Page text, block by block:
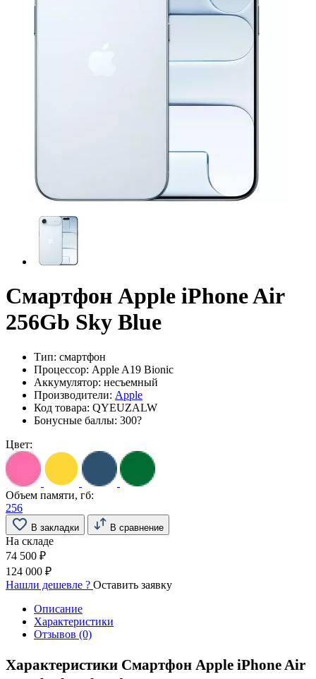
Смартфон Apple iPhone Air
256Gb Sky Blue
Тип: смартфон
Процессор: Apple A19 Bionic
Аккумулятор: несъемный
Производители: Apple
Код товара: QYEUZALW
Бонусные баллы: 300?
Цвет:
Объем памяти, гб:
256
В закладки В сравнение
На складе
74 500 ₽
124 000 ₽
Нашли дешевле ? Оставить заявку
Описание
Характеристики
Отзывов (0)
Характеристики Смартфон Apple iPhone Air